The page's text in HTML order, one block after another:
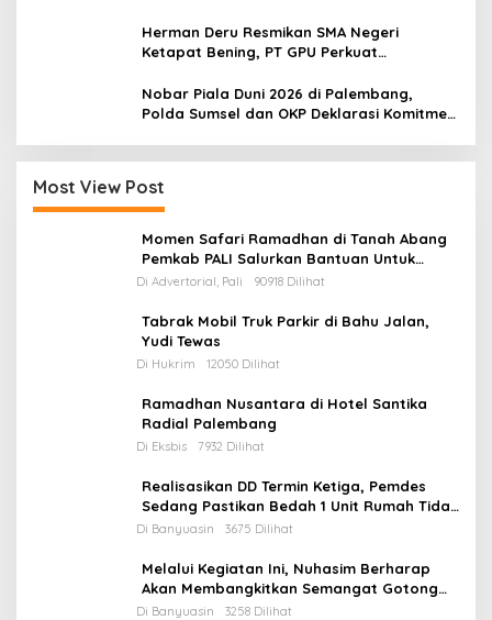
Herman Deru Resmikan SMA Negeri
Ketapat Bening, PT GPU Perkuat
Nobar Piala Duni 2026 di Palembang,
Polda Sumsel dan OKP Deklarasi Komitmen
Most View Post
Momen Safari Ramadhan di Tanah Abang
Pemkab PALI Salurkan Bantuan Untuk
Mesjid
Di Advertorial, Pali 90918 Dilihat
Tabrak Mobil Truk Parkir di Bahu Jalan,
Yudi Tewas
Di Hukrim 12050 Dilihat
Ramadhan Nusantara di Hotel Santika
Radial Palembang
Di Eksbis 7932 Dilihat
Realisasikan DD Termin Ketiga, Pemdes
Sedang Pastikan Bedah 1 Unit Rumah Tidak
Layak Huni
Di Banyuasin 3675 Dilihat
Melalui Kegiatan Ini, Nuhasim Berharap
Akan Membangkitkan Semangat Gotong
Royong Masyarakat
Di Banyuasin 3258 Dilihat